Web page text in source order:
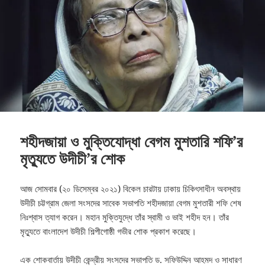
শহীদজায়া ও মুক্তিযোদ্ধা বেগম মুশতারি শফি’র
মৃত্যুতে উদীচী’র শোক
আজ সোমবার (২০ ডিসেম্বর ২০২১) বিকেল চারটায় ঢাকায় চিকিৎসাধীন অবস্থায়
উদীচী চট্টগ্রাম জেলা সংসদের সাবেক সভাপতি শহীদজায়া বেগম মুশতারী শফি শেষ
নিঃশ্বাস ত্যাগ করেন। মহান মুক্তিযুদ্ধে তাঁর স্বামী ও ভাই শহীদ হন। তাঁর
মৃত্যুতে বাংলাদেশ উদীচী শিল্পীগোষ্ঠী গভীর শোক প্রকাশ করেছে।
এক শোকবার্তায় উদীচী কেন্দ্রীয় সংসদের সভাপতি ড. সফিউদ্দিন আহমদ ও সাধারণ